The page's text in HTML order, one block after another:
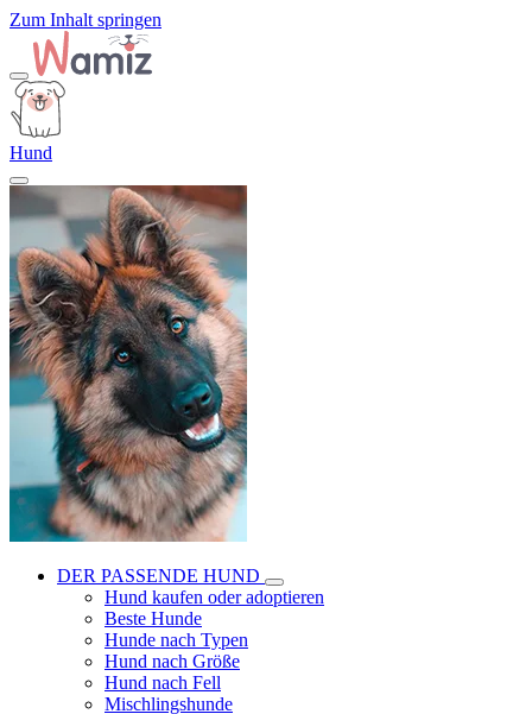
Zum Inhalt springen
Hund
DER PASSENDE HUND
Hund kaufen oder adoptieren
Beste Hunde
Hunde nach Typen
Hund nach Größe
Hund nach Fell
Mischlingshunde